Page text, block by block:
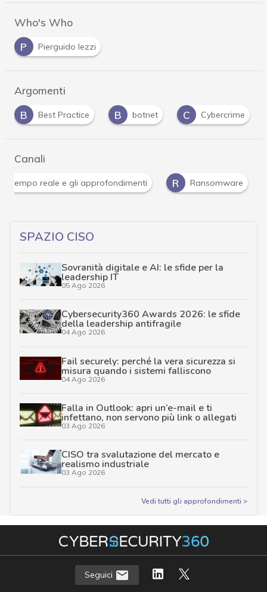
Who's Who
P
Pierguido Iezzi
Argomenti
B
botnet C Cybercrime I incident response
Canali
Attacchi hacker e Malware: le ultime news in tempo
SPAZIO CISO
Sovranità digitale e AI: le sfide per la
leadership IT
05 Ago 2026
Cybersecurity360 Awards 2026: le sfide
della leadership antifragile
04 Ago 2026
Fail securely: perché la vera sicurezza si
misura quando i sistemi falliscono
04 Ago 2026
Falla in Outlook: apri un’e-mail e ti
infettano, non servono più link o allegati
03 Ago 2026
CISO tra svalutazione del mercato e
realismo industriale
03 Ago 2026
Vedi tutti gli approfondimenti >
Seguici